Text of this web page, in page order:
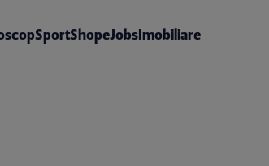
SportShopeJobsImobiliare